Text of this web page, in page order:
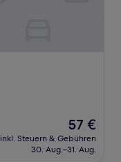
Der
Preis
beträgt
57 €
inkl. Steuern & Gebühren
30. Aug.–31. Aug.